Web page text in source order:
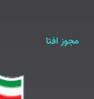
مجوز افتا